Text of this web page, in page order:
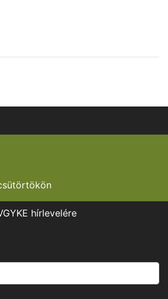
hírlevelére